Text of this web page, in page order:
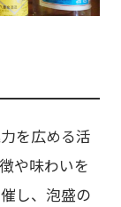
を広める活
や味わいを
し、泡盛の